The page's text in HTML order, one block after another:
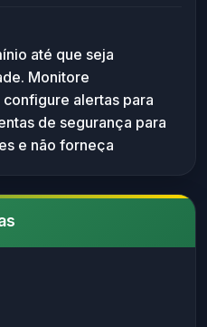
relacionados ao
seja
devem
alterações e
de dados
para ações ilícitas.
até que seja
Monitore
alertas para
de segurança para
e não forneça